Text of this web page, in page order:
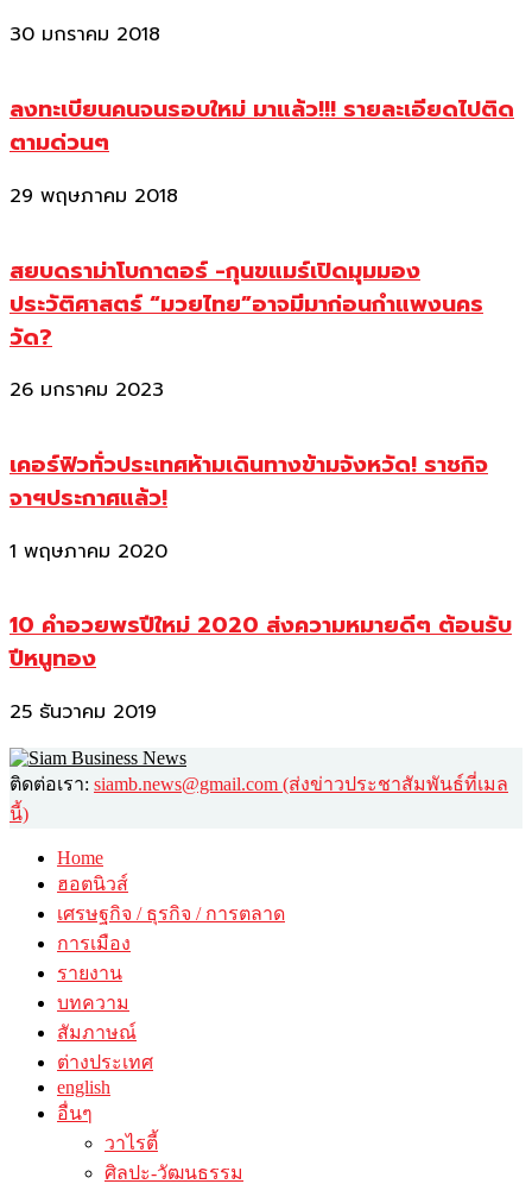
30 มกราคม 2018
ลงทะเบียนคนจนรอบใหม่ มาแล้ว!!! รายละเอียดไปติด
ตามด่วนๆ
29 พฤษภาคม 2018
สยบดราม่าโบกาตอร์ -กุนขแมร์เปิดมุมมอง
ประวัติศาสตร์ “มวยไทย”อาจมีมาก่อนกำแพงนคร
วัด?
26 มกราคม 2023
เคอร์ฟิวทั่วประเทศห้ามเดินทางข้ามจังหวัด! ราชกิจ
จาฯประกาศแล้ว!
1 พฤษภาคม 2020
10 คำอวยพรปีใหม่ 2020 ส่งความหมายดีๆ ต้อนรับ
ปีหนูทอง
25 ธันวาคม 2019
ติดต่อเรา: siamb.news@gmail.com (ส่งข่าวประชาสัมพันธ์ที่เมล
นี้)
Home
ฮอตนิวส์
เศรษฐกิจ / ธุรกิจ / การตลาด
การเมือง
รายงาน
บทความ
สัมภาษณ์
ต่างประเทศ
english
อื่นๆ
วาไรตี้
ศิลปะ-วัฒนธรรม